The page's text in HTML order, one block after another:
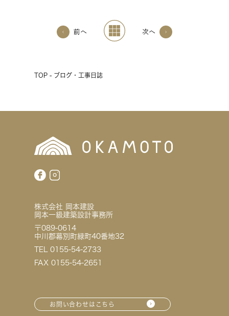
前へ 次へ
TOP - ブログ・工事日誌
株式会社 岡本建設
岡本一級建築設計事務所
〒089-0614
中川郡幕別町緑町40番地32
TEL 0155-54-2733
FAX 0155-54-2651
お問い合わせはこちら